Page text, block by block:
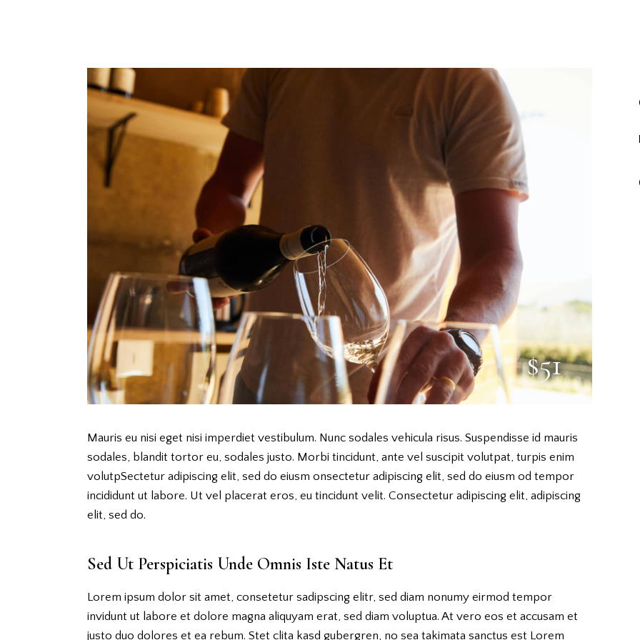
$51
Mauris eu nisi eget nisi imperdiet vestibulum. Nunc sodales vehicula risus. Suspendisse id mauris
sodales, blandit tortor eu, sodales justo. Morbi tincidunt, ante vel suscipit volutpat, turpis enim
volutpSectetur adipiscing elit, sed do eiusm onsectetur adipiscing elit, sed do eiusm od tempor
incididunt ut labore. Ut vel placerat eros, eu tincidunt velit. Consectetur adipiscing elit, adipiscing
elit, sed do.
Sed Ut Perspiciatis Unde Omnis Iste Natus Et
Lorem ipsum dolor sit amet, consetetur sadipscing elitr, sed diam nonumy eirmod tempor
invidunt ut labore et dolore magna aliquyam erat, sed diam voluptua. At vero eos et accusam et
justo duo dolores et ea rebum. Stet clita kasd gubergren, no sea takimata sanctus est Lorem